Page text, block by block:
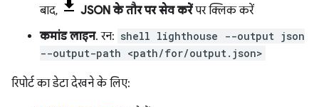
बाद,
JSON के तौर पर सेव करेंपर क्लिक करें
कमांड लाइन. रन: shell lighthouse --output json
--output-path <path/for/output.json>
रिपोर्ट का डेटा देखने के लिए: